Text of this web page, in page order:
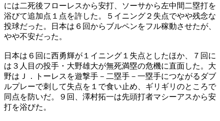
には二死後フローレスから安打、ソーサから左中間二塁打を
浴びて追加点１点を許した。５イニング２失点でやや残念な
投球だった。日本は６回からブルペンをフル稼動させたが、
やや不安だった。
日本は６回に西勇輝が１イニング１失点としたほか、７回に
は３人目の投手・大野雄大が無死満塁の危機に直面した。大
野はＪ．トーレスを遊撃手－二塁手－一塁手につながるダブ
ルプレーで刺して失点を１で食い止め、ギリギリのところで
同点を防いだ。９回、澤村拓一は先頭打者マシーアスから安
打を浴びた。